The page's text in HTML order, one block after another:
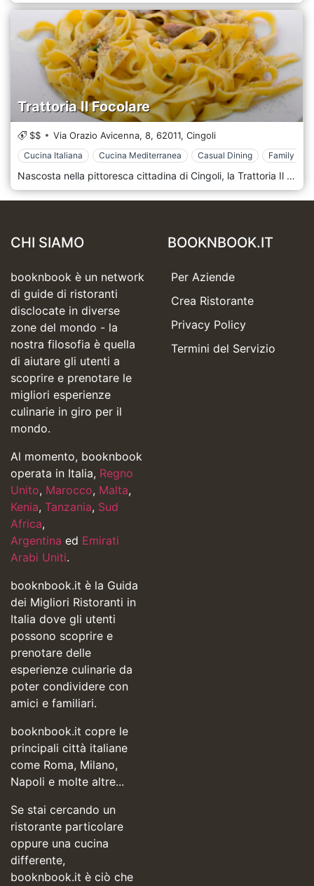
Trattoria Il Focolare
$$ Via Orazio Avicenna, 8, 62011, Cingoli
Cucina Italiana Cucina Mediterranea Casual Dining Family
Nascosta nella pittoresca cittadina di Cingoli, la Trattoria Il Focolare invita gli ospiti a intraprendere un autentico viaggio culinario italiano proprio nel cuore delle Marche. Con il suo nome che significa "Il Focolare", questa affascinante struttura emana calore e intimità che ricordano una classica casa italiana. Appena entri, gli interni rustici, decorati con travi in legno, manufatti vintage e la delicata luce del camino, ti trasportano in tempi più semplici. Qui la tradizione e la passione per l'autentica cucina marchigiana rivivono in ogni piatto. Il menu de Il Focolare è una testimonianza del ricco patrimonio culinario della regione. Ogni piatto è un lavoro d'amore, dai classici antipasti e pasta fatta a mano a appetitosi piatti di carne e deliziosi dessert. Gli ingredienti di provenienza locale assicurano che i sapori rimangano autentici e freschi. I piatti d'autore tramandati di generazione in generazione mettono in risalto l'anima della cucina marchigiana e sono assolutamente da provare sia per la gente del posto che per i visitatori. A completare gli squisiti piatti c'è una selezione curata di vini locali. Che tu sia un intenditore o un appassionato di vino occasionale, lo staff del Focolare è sempre pronto a consigliarti una bottiglia o un bicchiere che si abbini perfettamente al pasto scelto.
CHI SIAMO
booknbook è un network
di guide di ristoranti
disclocate in diverse
zone del mondo - la
nostra filosofia è quella
di aiutare gli utenti a
scoprire e prenotare le
migliori esperienze
culinarie in giro per il
mondo.
Al momento, booknbook
operata in Italia, Regno
Unito, Marocco, Malta,
Kenia, Tanzania, Sud
Africa,
Argentina ed Emirati
Arabi Uniti.
booknbook.it è la Guida
dei Migliori Ristoranti in
Italia dove gli utenti
possono scoprire e
prenotare delle
esperienze culinarie da
poter condividere con
amici e familiari.
booknbook.it copre le
principali città italiane
come Roma, Milano,
Napoli e molte altre...
Se stai cercando un
ristorante particolare
oppure una cucina
differente,
booknbook.it è ciò che
BOOKNBOOK.IT
Per Aziende
Crea Ristorante
Privacy Policy
Termini del Servizio